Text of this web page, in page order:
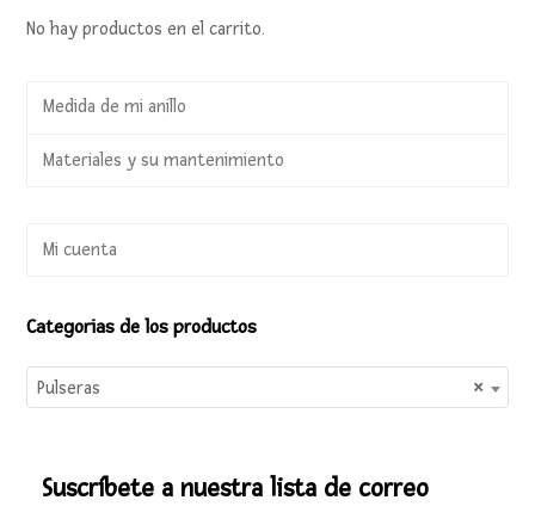
No hay productos en el carrito.
Medida de mi anillo
Materiales y su mantenimiento
Mi cuenta
Categorias de los productos
×
Pulseras
Suscríbete a nuestra lista de correo